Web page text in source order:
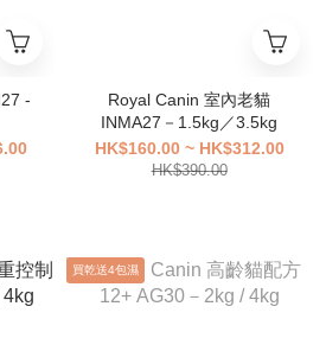
-
Royal Canin 室內老貓
INMA27－1.5kg／3.5kg
HK$160.00 ~ HK$312.00
HK$390.00
買乾送4包濕